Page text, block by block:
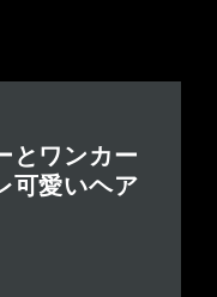
とワンカー
可愛いヘア